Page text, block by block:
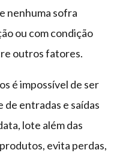
nenhuma sofra
ou com condição
outros fatores.
é impossível de ser
entradas e saídas
lote além das
evita perdas,